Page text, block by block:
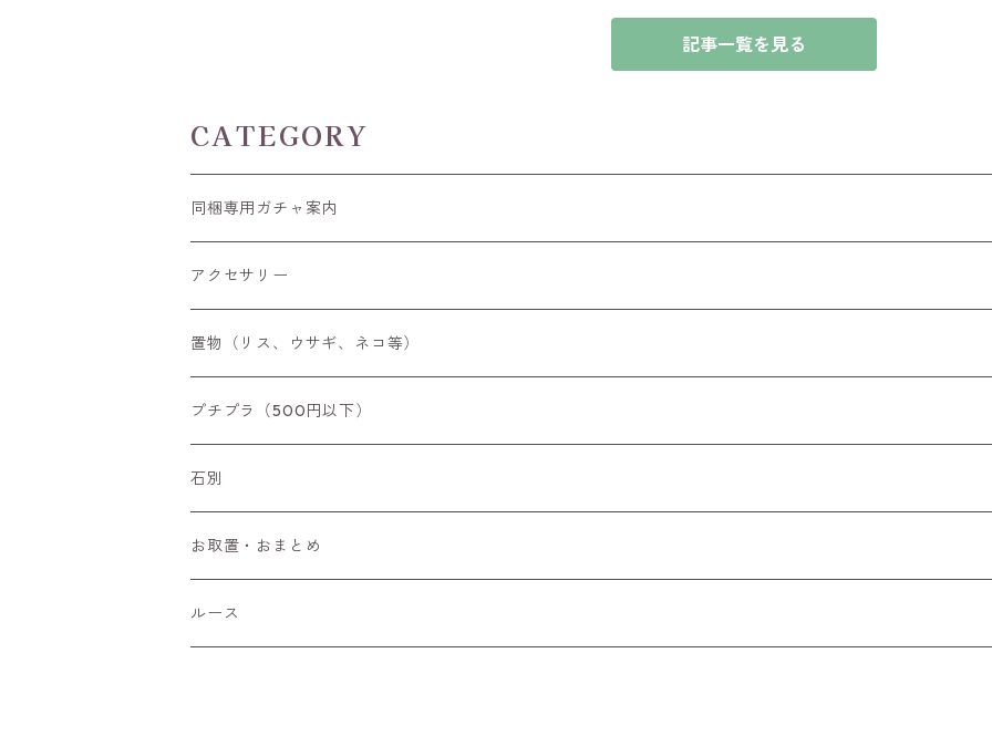
記事一覧を見る
CATEGORY
同梱専用ガチャ案内
アクセサリー
空枠
リング
ペンダントトップ
ブローチ
チャーム
置物（リス、ウサギ、ネコ等）
プチプラ（500円以下）
石別
アイオライト
アウイナイト
お取置・おまとめ
ルース